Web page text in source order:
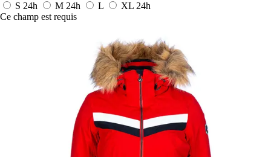
S 24h M 24h L XL 24h
Ce champ est requis